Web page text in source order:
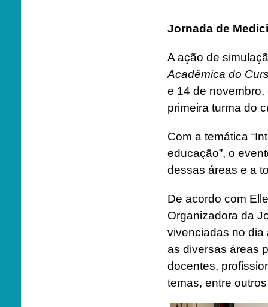
Jornada de
A ação de
Acadêmica do
e 14 de
primeira turma do
Com a temática
educação”, o
dessas áreas e a
De acordo com
Organizadora da
vivenciadas no dia
as diversas áreas
docentes,
temas, entre